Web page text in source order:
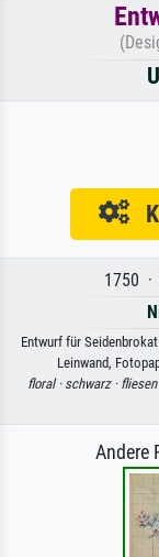
1750
Entwurf für
Leinwand,
floral · schwarz · fliesen
Andere